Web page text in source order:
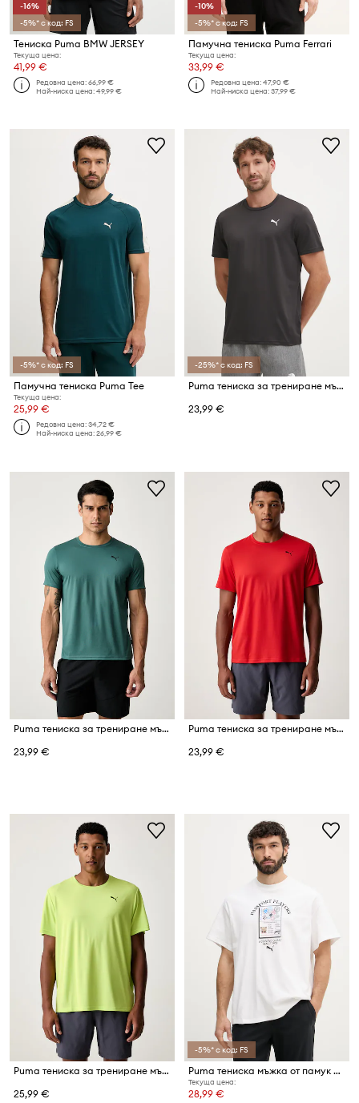
-16%
-5%* с код: FS
Тениска Puma BMW JERSEY
Текуща цена:
41,99 €
Редовна цена:66,99 €
Най-ниска цена:49,99 €
-10%
-5%* с код: FS
Памучна тениска Puma Ferrari
Текуща цена:
33,99 €
Редовна цена:47,90 €
Най-ниска цена:37,99 €
-5%* с код: FS
Памучна тениска Puma Tee
Текуща цена:
25,99 €
Редовна цена:34,72 €
Най-ниска цена:26,99 €
-25%* с код: FS
Puma тениска за трениране мъжка Essentials Solid cat Tee
23,99 €
Puma тениска за трениране мъжка Essentials Solid cat Tee
23,99 €
Puma тениска за трениране мъжка Essentials Solid cat Tee
23,99 €
Puma тениска за трениране мъжка ESS Poly Texture
25,99 €
-5%* с код: FS
Puma тениска мъжка от памук ATW Dylan Tee
Текуща цена:
28,99 €